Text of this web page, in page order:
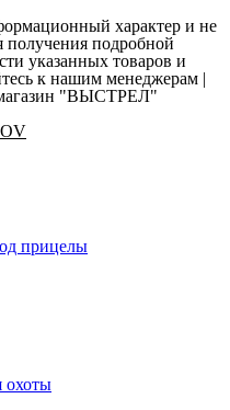
характер и не
получения подробной
указанных товаров и
к нашим менеджерам |
"ВЫСТРЕЛ"
прицелы
охоты